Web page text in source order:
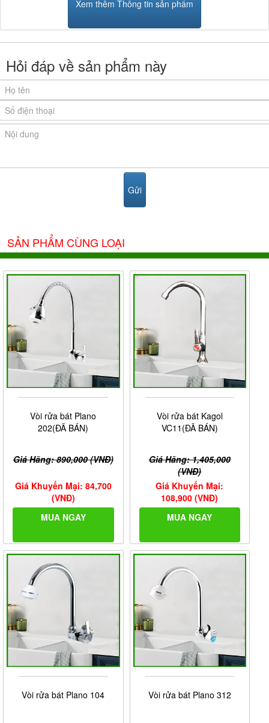
Xem thêm Thông tin sản phẩm
Hỏi đáp về sản phẩm này
SẢN PHẨM CÙNG LOẠI
Vòi rửa bát Plano
202(ĐÃ BÁN)
Giá Hãng: 890,000 (VNĐ)
Giá Khuyến Mại: 84,700
(VNĐ)
MUA NGAY
Vòi rửa bát Kagol
VC11(ĐÃ BÁN)
Giá Hãng: 1,405,000
(VNĐ)
Giá Khuyến Mại:
108,900 (VNĐ)
MUA NGAY
Vòi rửa bát Plano 104 Vòi rửa bát Plano 312